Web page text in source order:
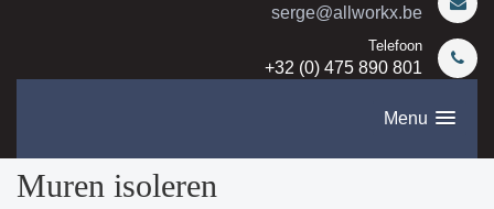
serge@allworkx.be
Telefoon
+32 (0) 475 890 801
Menu
Muren isoleren